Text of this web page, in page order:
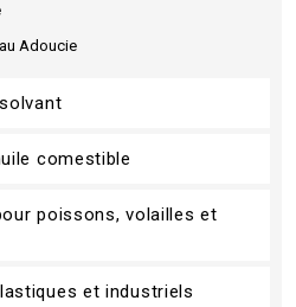
Adoucie
comestible
poissons, volailles et
et industriels